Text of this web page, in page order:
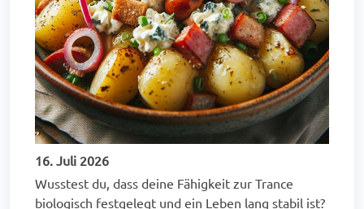
16. Juli 2026
Wusstest du, dass deine Fähigkeit zur Trance
biologisch festgelegt und ein Leben lang stabil ist?